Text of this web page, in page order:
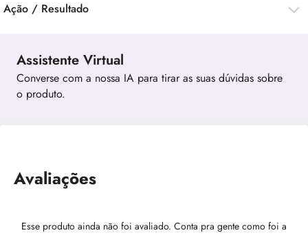
Ação / Resultado
Assistente Virtual
Converse com a nossa IA para tirar as suas dúvidas sobre
o produto.
Avaliações
Esse produto ainda não foi avaliado. Conta pra gente como foi a